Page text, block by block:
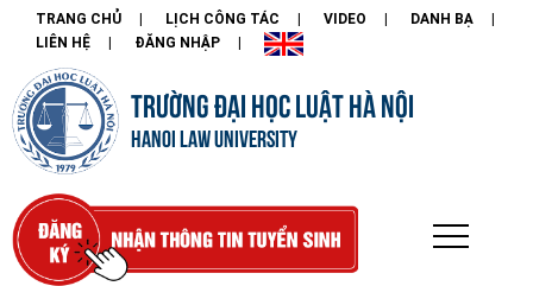
TRANG CHỦ LỊCH CÔNG TÁC VIDEO
DANH BẠ
LIÊN HỆ
ĐĂNG NHẬP
TRƯỜNG ĐẠI HỌC LUẬT HÀ NỘI
HANOI LAW UNIVERSITY